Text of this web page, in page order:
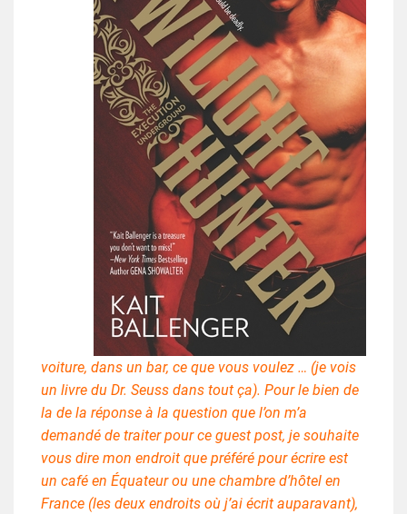
voiture, dans un bar, ce que vous voulez … (je vois
un livre du Dr. Seuss dans tout ça). Pour le bien de
la de la réponse à la question que l’on m’a
demandé de traiter pour ce guest post, je souhaite
vous dire mon endroit que préféré pour écrire est
un café en Équateur ou une chambre d’hôtel en
France (les deux endroits où j’ai écrit auparavant),